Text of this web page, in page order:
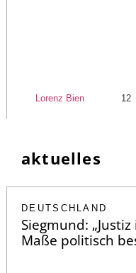
Lorenz Bien 12
aktuelles
DEUTSCHLAND
Siegmund:
Maße politisch